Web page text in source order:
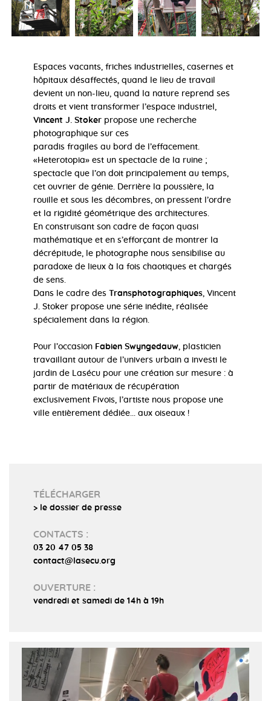
Espaces vacants, friches industrielles, casernes et
hôpitaux désaffectés, quand le lieu de travail
devient un non-lieu, quand la nature reprend ses
droits et vient transformer l’espace industriel,
Vincent J. Stoker propose une recherche
photographique sur ces
paradis fragiles au bord de l’effacement.
«Heterotopia» est un spectacle de la ruine ;
spectacle que l’on doit principalement au temps,
cet ouvrier de génie. Derrière la poussière, la
rouille et sous les décombres, on pressent l’ordre
et la rigidité géométrique des architectures.
En construisant son cadre de façon quasi
mathématique et en s’efforçant de montrer la
décrépitude, le photographe nous sensibilise au
paradoxe de lieux à la fois chaotiques et chargés
de sens.
Dans le cadre des Transphotographiques , Vincent
J. Stoker propose une série inédite, réalisée
spécialement dans la région.
Pour l’occasion Fabien Swyngedauw , plasticien
travaillant autour de l’univers urbain a investi le
jardin de Lasécu pour une création sur mesure : à
partir de matériaux de récupération
exclusivement Fivois, l’artiste nous propose une
ville entièrement dédiée... aux oiseaux !
TÉLÉCHARGER
> le dossier de presse
CONTACTS :
03 20 47 05 38
contact@lasecu.org
OUVERTURE :
vendredi et samedi de 14h à 19h